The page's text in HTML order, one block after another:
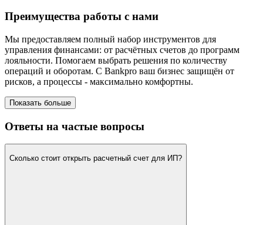
Преимущества работы с нами
Мы предоставляем полный набор инструментов для
управления финансами: от расчётных счетов до программ
лояльности. Помогаем выбрать решения по количеству
операций и оборотам. С Bankpro ваш бизнес защищён от
рисков, а процессы - максимально комфортны.
Показать больше
Ответы на частые вопросы
Сколько стоит открыть расчетный счет для ИП?